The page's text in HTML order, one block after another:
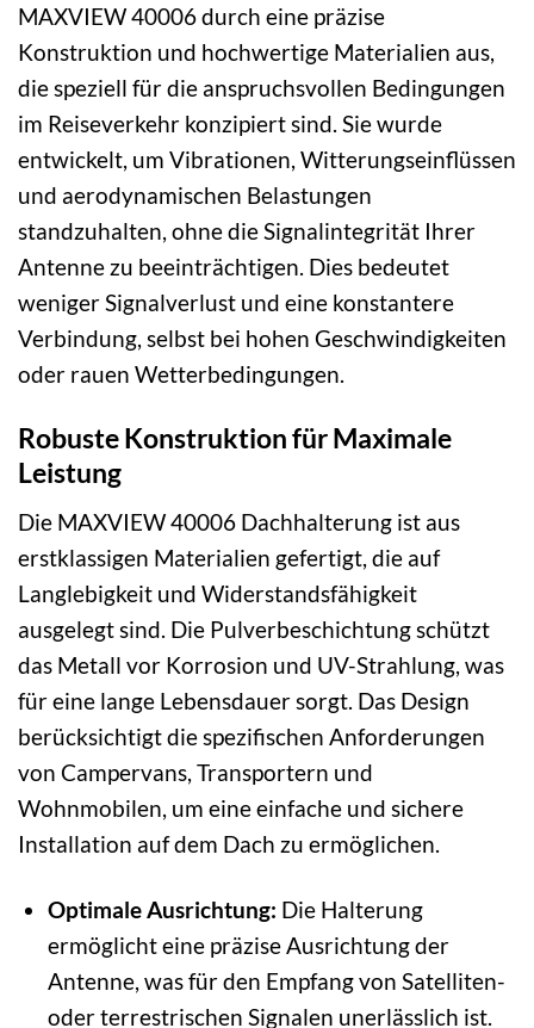
MAXVIEW 40006 durch eine präzise
Konstruktion und hochwertige Materialien aus,
die speziell für die anspruchsvollen Bedingungen
im Reiseverkehr konzipiert sind. Sie wurde
entwickelt, um Vibrationen, Witterungseinflüssen
und aerodynamischen Belastungen
standzuhalten, ohne die Signalintegrität Ihrer
Antenne zu beeinträchtigen. Dies bedeutet
weniger Signalverlust und eine konstantere
Verbindung, selbst bei hohen Geschwindigkeiten
oder rauen Wetterbedingungen.
Robuste Konstruktion für Maximale
Leistung
Die MAXVIEW 40006 Dachhalterung ist aus
erstklassigen Materialien gefertigt, die auf
Langlebigkeit und Widerstandsfähigkeit
ausgelegt sind. Die Pulverbeschichtung schützt
das Metall vor Korrosion und UV-Strahlung, was
für eine lange Lebensdauer sorgt. Das Design
berücksichtigt die spezifischen Anforderungen
von Campervans, Transportern und
Wohnmobilen, um eine einfache und sichere
Installation auf dem Dach zu ermöglichen.
Optimale Ausrichtung: Die Halterung
ermöglicht eine präzise Ausrichtung der
Antenne, was für den Empfang von Satelliten-
oder terrestrischen Signalen unerlässlich ist.